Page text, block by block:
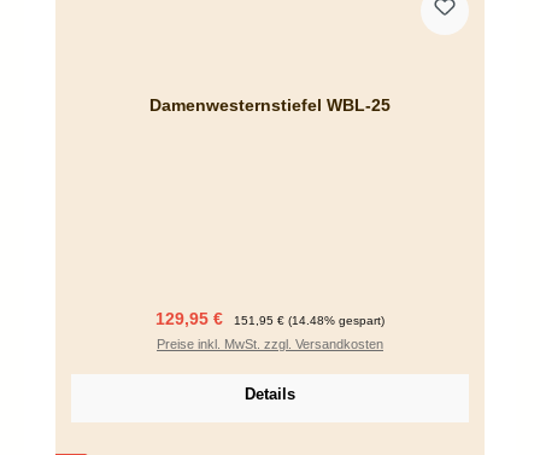
Damenwesternstiefel WBL-25
Verkaufspreis:
129,95 € Regulärer Preis:
151,95 € (14.48% gespart)
Preise inkl. MwSt. zzgl. Versandkosten
Details